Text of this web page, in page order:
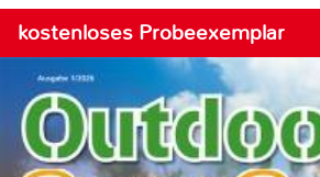
kostenloses Probeexemplar